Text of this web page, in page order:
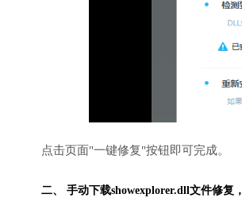
点击页面"一键修复"按钮即可完成。
二、 手动下载showexplorer.dll文件修复，